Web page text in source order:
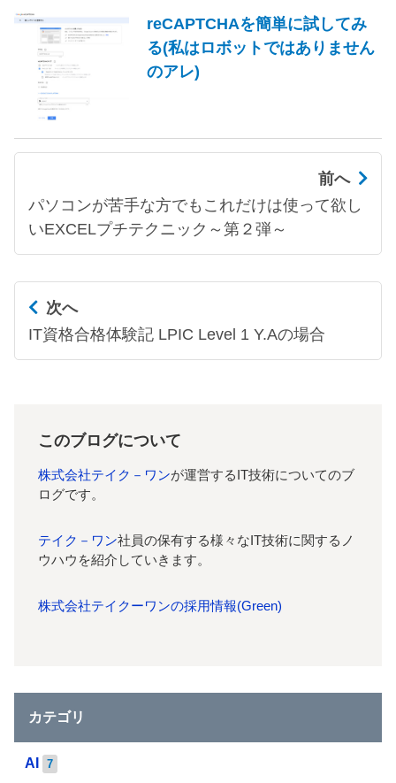
reCAPTCHAを簡単に試してみ
る(私はロボットではありません
のアレ)
前へ
パソコンが苦手な方でもこれだけは使って欲し
いEXCELプチテクニック～第２弾～
次へ
IT資格合格体験記 LPIC Level 1 Y.Aの場合
このブログについて
株式会社テイク－ワンが運営するIT技術についてのブ
ログです。
テイク－ワン社員の保有する様々なIT技術に関するノ
ウハウを紹介していきます。
株式会社テイクーワンの採用情報(Green)
カテゴリ
AI 7